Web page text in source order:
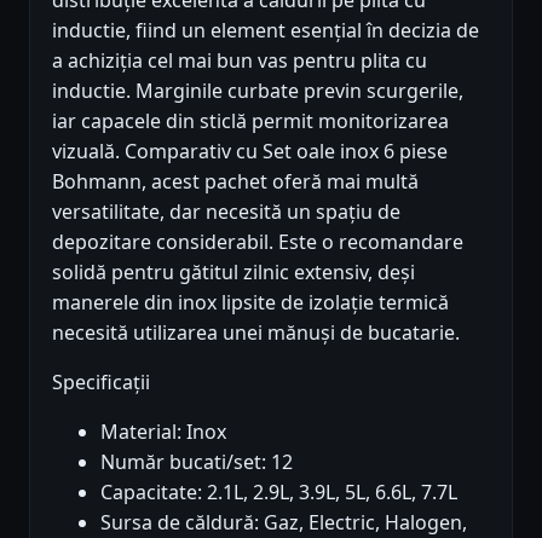
inductie, fiind un element esențial în decizia de
a achiziția cel mai bun vas pentru plita cu
inductie. Marginile curbate previn scurgerile,
iar capacele din sticlă permit monitorizarea
vizuală. Comparativ cu Set oale inox 6 piese
Bohmann, acest pachet oferă mai multă
versatilitate, dar necesită un spațiu de
depozitare considerabil. Este o recomandare
solidă pentru gătitul zilnic extensiv, deși
manerele din inox lipsite de izolație termică
necesită utilizarea unei mănuși de bucatarie.
Specificații
Material: Inox
Număr bucati/set: 12
Capacitate: 2.1L, 2.9L, 3.9L, 5L, 6.6L, 7.7L
Sursa de căldură: Gaz, Electric, Halogen,